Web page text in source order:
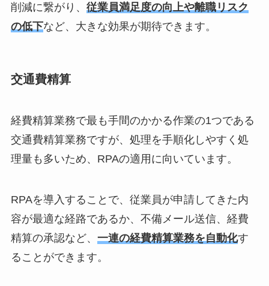
削減に繋がり、 従業員満足度の向上や離職リスク
の低下など、大きな効果が期待できます。
交通費精算
経費精算業務で最も手間のかかる作業の1つである
交通費精算業務ですが、処理を手順化しやすく処
理量も多いため、RPAの適用に向いています。
RPAを導入することで、従業員が申請してきた内
容が最適な経路であるか、不備メール送信、経費
精算の承認など、 一連の経費精算業務を自動化す
ることができます。